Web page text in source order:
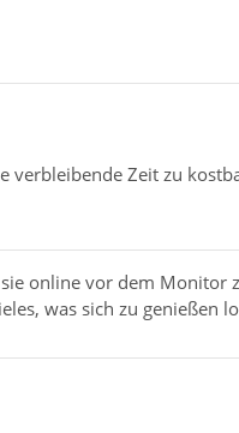
Zeit zu
online vor dem Monitor
was sich zu genießen